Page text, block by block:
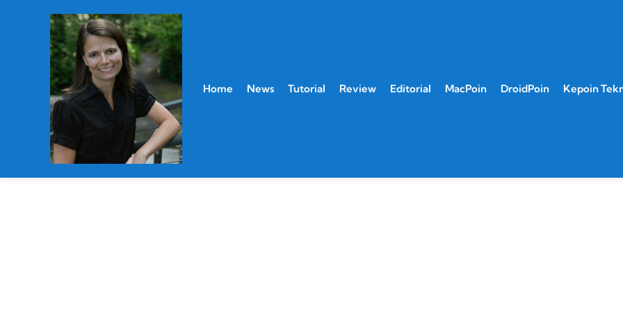
Home News Tutorial Review Editorial MacPoin DroidPoin Kepoin